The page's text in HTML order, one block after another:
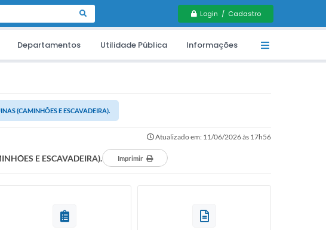
Login / Cadastro
Departamentos Utilidade Pública Informações
(CAMINHÕES E ESCAVADEIRA).
Atualizado em: 11/06/2026 às 17h56
E ESCAVADEIRA). Imprimir